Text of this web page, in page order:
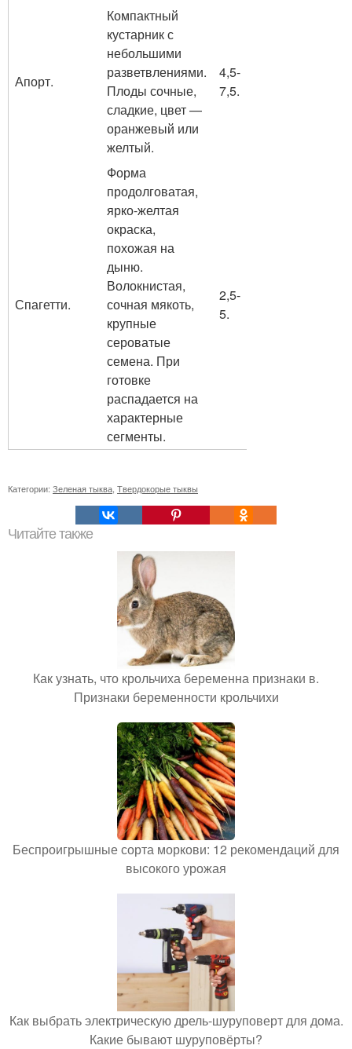
Апорт.
Компактный
кустарник с
небольшими
разветвлениями.
Плоды сочные,
сладкие, цвет —
оранжевый или
желтый.
4,5-
7,5.
Спагетти.
Форма
продолговатая,
ярко-желтая
окраска,
похожая на
дыню.
Волокнистая,
сочная мякоть,
крупные
сероватые
семена. При
готовке
распадается на
характерные
сегменты.
2,5-
5.
Категории: Зеленая тыква Твердокорые тыквы
Читайте также
Как узнать, что крольчиха беременна признаки в.
Признаки беременности крольчихи
Беспроигрышные сорта моркови: 12 рекомендаций для
высокого урожая
Как выбрать электрическую дрель-шуруповерт для дома.
Какие бывают шуруповёрты?